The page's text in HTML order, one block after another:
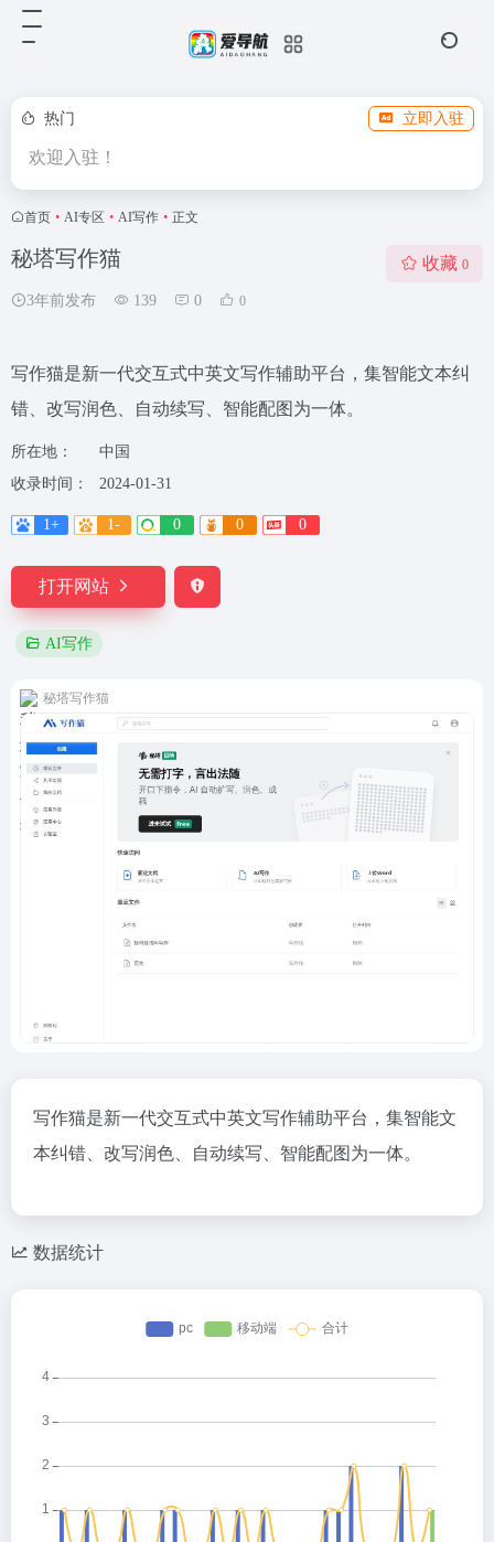
热门 立即入驻
欢迎入驻！
首页 • AI专区 • AI写作 • 正文
秘塔写作猫
3年前发布 139 0 0
收藏 0
写作猫是新一代交互式中英文写作辅助平台，集智能文本纠
错、改写润色、自动续写、智能配图为一体。
所在地：
中国
收录时间：
2024-01-31
1+ 1- 0 0 0
打开网站
AI写作
秘塔写作猫
写作猫是新一代交互式中英文写作辅助平台，集智能文
本纠错、改写润色、自动续写、智能配图为一体。
数据统计